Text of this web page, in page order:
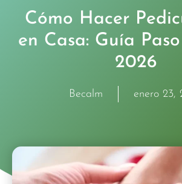
Cómo Hacer
en Casa: Guía Paso
2026
Becalm enero 23,